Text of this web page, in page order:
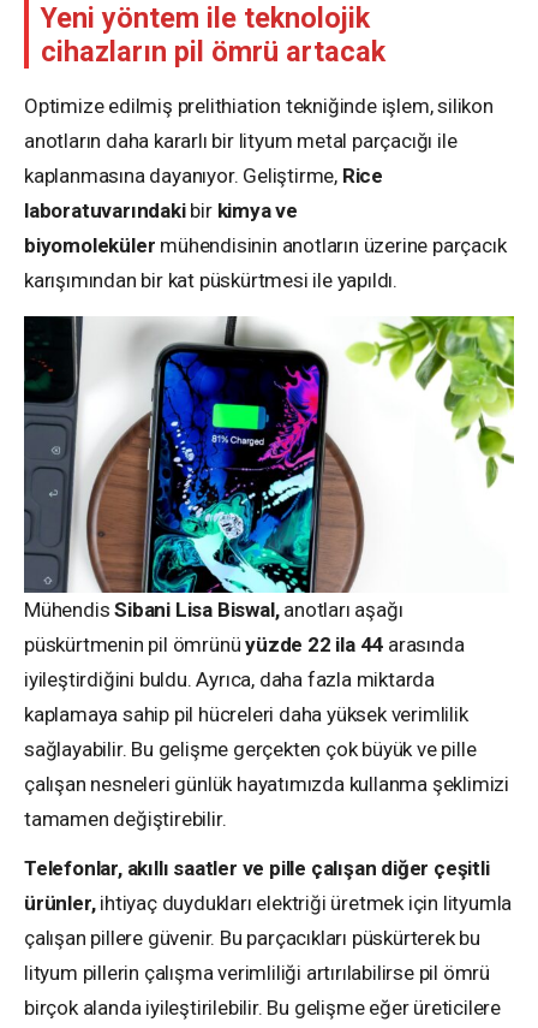
Yeni yöntem ile teknolojik
cihazların pil ömrü artacak
Optimize edilmiş prelithiation tekniğinde işlem, silikon
anotların daha kararlı bir lityum metal parçacığı ile
kaplanmasına dayanıyor. Geliştirme, Rice
laboratuvarındaki bir kimya ve
biyomoleküler mühendisinin anotların üzerine parçacık
karışımından bir kat püskürtmesi ile yapıldı.
MühendisSibani Lisa Biswal,anotları aşağı
püskürtmenin pil ömrünü yüzde 22 ila 44 arasında
iyileştirdiğini buldu. Ayrıca, daha fazla miktarda
kaplamaya sahip pil hücreleri daha yüksek verimlilik
sağlayabilir. Bu gelişme gerçekten çok büyük ve pille
çalışan nesneleri günlük hayatımızda kullanma şeklimizi
tamamen değiştirebilir.
Telefonlar, akıllı saatler ve pille çalışan diğer çeşitli
ürünler,ihtiyaç duydukları elektriği üretmek için lityumla
çalışan pillere güvenir. Bu parçacıkları püskürterek bu
lityum pillerin çalışma verimliliği artırılabilirse pil ömrü
birçok alanda iyileştirilebilir. Bu gelişme eğer üreticilere